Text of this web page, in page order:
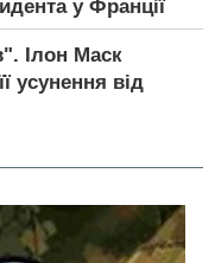
у Франції
Ілон Маск
усунення від